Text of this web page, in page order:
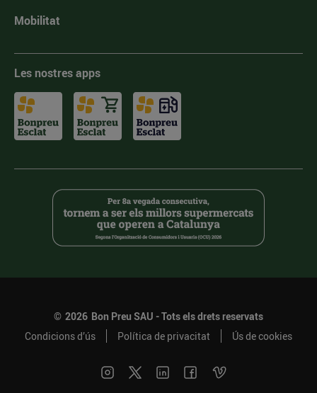
Mobilitat
Les nostres apps
© 2026 Bon Preu SAU - Tots els drets reservats
Condicions d’ús
Política de privacitat Ús de cookies